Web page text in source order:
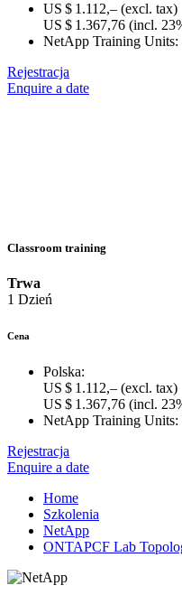
US $ 1.112,– (excl. tax)
US $ 1.367,76 (incl.
NetApp Training Units:
Rejestracja
Enquire a date
Classroom training
Trwa
1 Dzień
Cena
Polska:
US $ 1.112,– (excl. tax)
US $ 1.367,76 (incl.
NetApp Training Units:
Rejestracja
Enquire a date
Home
Szkolenia
NetApp
ONTAPCF Lab